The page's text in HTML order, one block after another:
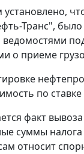
Транс", было
о приеме
по
факт
суммы
относит